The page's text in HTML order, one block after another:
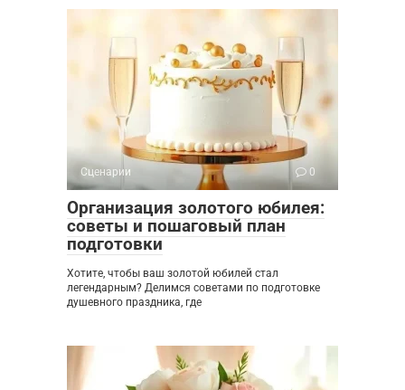
Сценарии 0
Организация золотого юбилея:
советы и пошаговый план
подготовки
Хотите, чтобы ваш золотой юбилей стал
легендарным? Делимся советами по подготовке
душевного праздника, где